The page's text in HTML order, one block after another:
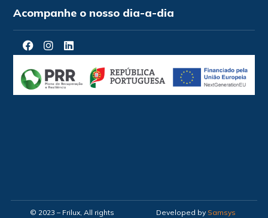
Acompanhe o nosso dia-a-dia
© 2023 – Frilux, All rights Developed by Samsys